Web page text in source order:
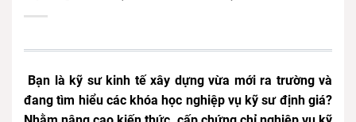
Bạn là kỹ sư kinh tế xây dựng vừa mới ra trường và
đang tìm hiểu các khóa học nghiệp vụ kỹ sư định giá?